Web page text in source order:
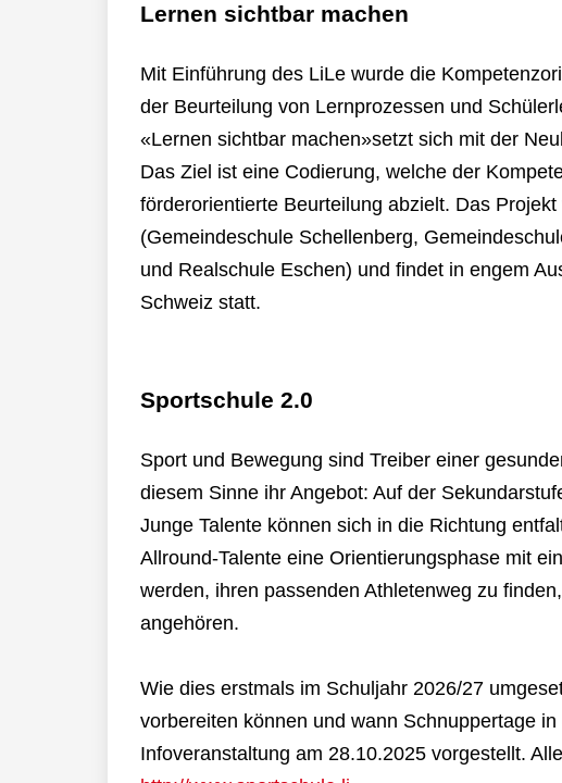
Lernen sichtbar machen
Mit Einführung des LiLe wurde die
der Beurteilung von Lernprozessen und
«Lernen sichtbar machen»setzt sich mit der
Das Ziel ist eine Codierung, welche der
förderorientierte Beurteilung abzielt. Das
(Gemeindeschule Schellenberg,
und Realschule Eschen) und findet in engem
Schweiz statt.
Sportschule 2.0
Sport und Bewegung sind Treiber einer
diesem Sinne ihr Angebot: Auf der
Junge Talente können sich in die Richtung
Allround-Talente eine Orientierungsphase mit
werden, ihren passenden Athletenweg zu
angehören.
Wie dies erstmals im Schuljahr 2026/27
vorbereiten können und wann Schnuppertage
Infoveranstaltung am 28.10.2025 vorgestellt.